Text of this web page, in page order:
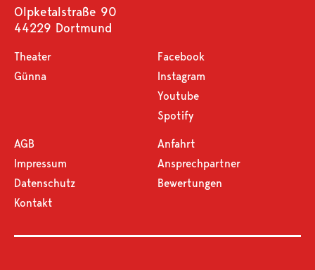
Olpketalstraße 90
44229 Dortmund
Theater
Günna
Facebook
Instagram
Youtube
Spotify
AGB
Impressum
Datenschutz
Kontakt
Anfahrt
Ansprechpartner
Bewertungen